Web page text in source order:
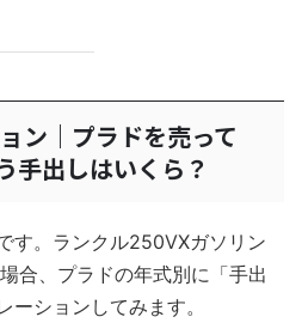
ン｜プラドを売って
手出しはいくら？
す。ランクル250VXガソリン
合、プラドの年式別に「手出
ーションしてみます。